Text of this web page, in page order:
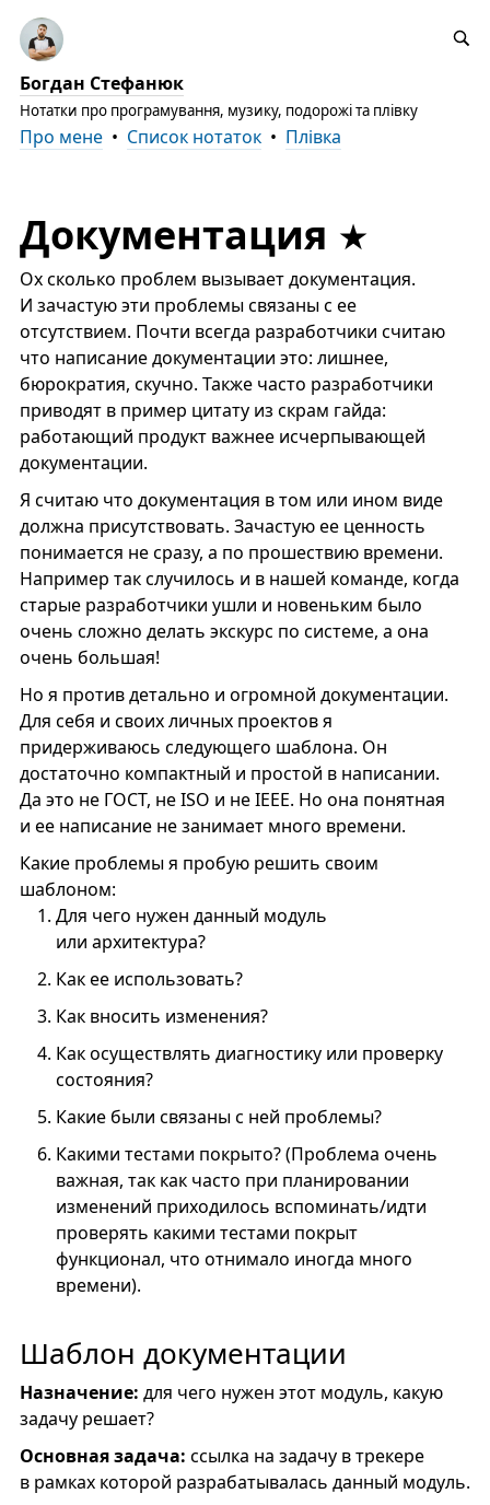
Богдан Стефанюк
Нотатки про програмування, музику, подорожі та плівку
Про мене• Список нотаток• Плівка
Документация
Ох сколько проблем вызывает документация.
И зачастую эти проблемы связаны с ее
отсутствием. Почти всегда разработчики считаю
что написание документации это: лишнее,
бюрократия, скучно. Также часто разработчики
приводят в пример цитату из скрам гайда:
работающий продукт важнее исчерпывающей
документации.
Я считаю что документация в том или ином виде
должна присутствовать. Зачастую ее ценность
понимается не сразу, а по прошествию времени.
Например так случилось и в нашей команде, когда
старые разработчики ушли и новеньким было
очень сложно делать экскурс по системе, а она
очень большая!
Но я против детально и огромной документации.
Для себя и своих личных проектов я
придерживаюсь следующего шаблона. Он
достаточно компактный и простой в написании.
Да это не ГОСТ, не ISO и не IEEE. Но она понятная
и ее написание не занимает много времени.
Какие проблемы я пробую решить своим
шаблоном:
Для чего нужен данный модуль
или архитектура?
Как ее использовать?
Как вносить изменения?
Как осуществлять диагностику или проверку
состояния?
Какие были связаны с ней проблемы?
Какими тестами покрыто? (Проблема очень
важная, так как часто при планировании
изменений приходилось вспоминать/идти
проверять какими тестами покрыт
функционал, что отнимало иногда много
времени).
Шаблон документации
Назначение: для чего нужен этот модуль, какую
задачу решает?
Основная задача: ссылка на задачу в трекере
в рамках которой разрабатывалась данный модуль.